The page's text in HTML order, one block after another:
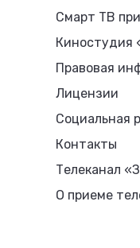
Смарт ТВ
Киностудия
Правовая
Лицензии
Социальная
Контакты
Телеканал
О приеме